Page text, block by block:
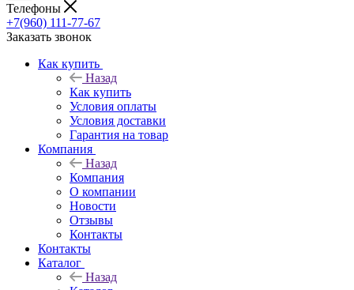
Телефоны
+7(960) 111-77-67
Заказать звонок
Как купить
Назад
Как купить
Условия оплаты
Условия доставки
Гарантия на товар
Компания
Назад
Компания
О компании
Новости
Отзывы
Контакты
Контакты
Каталог
Назад